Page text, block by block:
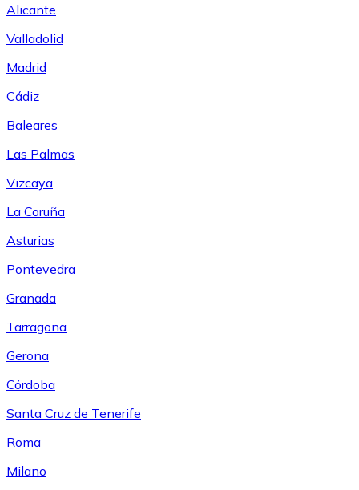
Alicante
Valladolid
Madrid
Cádiz
Baleares
Las Palmas
Vizcaya
La Coruña
Asturias
Pontevedra
Granada
Tarragona
Gerona
Córdoba
Santa Cruz de Tenerife
Roma
Milano